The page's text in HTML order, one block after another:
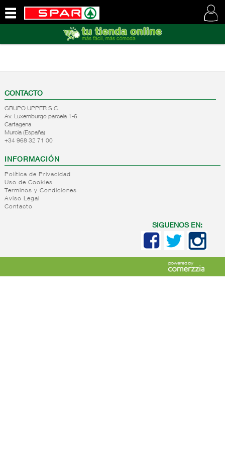
SOMOS
CONTACTO
GRUPO UPPER S.C.
Av. Luxemburgo parcela 1-6
Cartagena
Murcia (España)
+34 968 32 71 00
INFORMACIÓN
Política de Privacidad
Uso de Cookies
Terminos y Condiciones
Aviso Legal
Contacto
SIGUENOS EN: